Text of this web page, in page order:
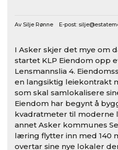
Av Silje Rønne E-post:
I Asker skjer det mye om
startet KLP Eiendom opp
Lensmannslia 4.
en langsiktig leiekontrakt
som skal samlokalisere
Eiendom har begynt å
kvadratmeter til moderne
annet Asker kommunes
læring flytter inn med 140
overtar sine nye lokaler